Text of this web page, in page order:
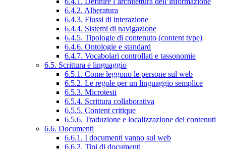
6.4.2. Alberatura
6.4.3. Flussi di interazione
6.4.4. Sistemi di navigazione
6.4.5. Tipologie di contenuto (content type)
6.4.6. Ontologie e standard
6.4.7. Vocabolari controllati e tassonomie
6.5. Scrittura e linguaggio
6.5.1. Come leggono le persone sul web
6.5.2. Le regole per un linguaggio semplice
6.5.3. Microtesti
6.5.4. Scrittura collaborativa
6.5.5. Content critique
6.5.6. Traduzione e localizzazione dei contenuti
6.6. Documenti
6.6.1. I documenti vanno sul web
6.6.2. Tipi di documenti